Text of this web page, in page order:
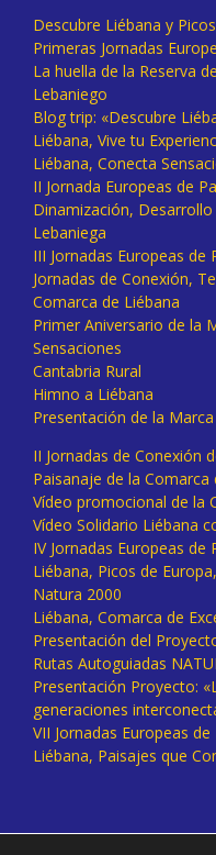
Descubre Liébana y
Primeras Jornadas
La huella de la Reserva
Lebaniego
Blog trip: «Descubre
Liébana, Vive tu
Liébana, Conecta
II Jornada Europeas de
Dinamización,
Lebaniega
III Jornadas Europeas
Jornadas de Conexión,
Comarca de Liébana
Primer Aniversario de la
Sensaciones
Cantabria Rural
Himno a Liébana
Presentación de la
II Jornadas de Conexión
Paisanaje de la Comarca
Vídeo promocional de la
Vídeo Solidario Liébana
IV Jornadas Europeas
Liébana, Picos de
Natura 2000
Liébana, Comarca de
Presentación del
Rutas Autoguiadas
Presentación Proyecto:
generaciones
VII Jornadas Europeas
Liébana, Paisajes que